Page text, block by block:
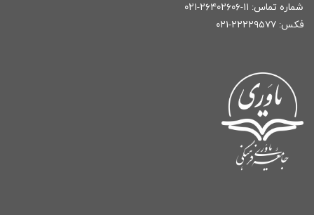
شماره تماس: ۱۱-۲۶۴۰۲۶۰۶-۰۲۱
فکس: ۲۲۲۲۹۵۷۷-۰۲۱